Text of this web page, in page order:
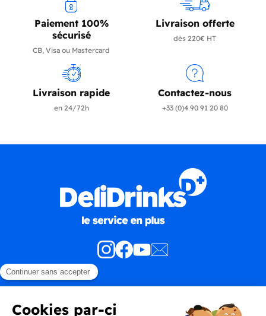
Paiement 100%
sécurisé
CB, Visa ou Mastercard
Livraison offerte
dès 220€ HT
Livraison rapide
en 24/72h
Contactez-nous
+33 (0)4 90 91 20 80
Produits